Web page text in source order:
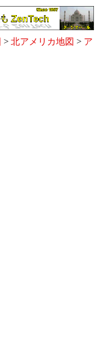
> 北アメリカ地図 > ア